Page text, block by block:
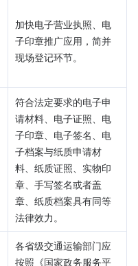
加快电子营业执照、电
子印章推广应用，简并
现场登记环节。
符合法定要求的电子申
请材料、电子证照、电
子印章、电子签名、电
子档案与纸质申请材
料、纸质证照、实物印
章、手写签名或者盖
章、纸质档案具有同等
法律效力。
各省级交通运输部门应
按照《国家政务服务平